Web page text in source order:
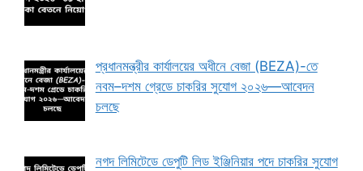
প্রধানমন্ত্রীর কার্যালয়ের অধীনে বেজা (BEZA)-তে
নবম–দশম গ্রেডে চাকরির সুযোগ ২০২৬—আবেদন
চলছে
নগদ লিমিটেডে ডেপুটি লিড ইঞ্জিনিয়ার পদে চাকরির সুযোগ